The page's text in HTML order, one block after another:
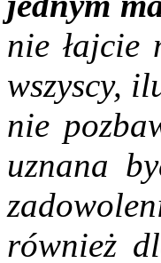
nie łajcie
wszyscy,
nie
uznana
również